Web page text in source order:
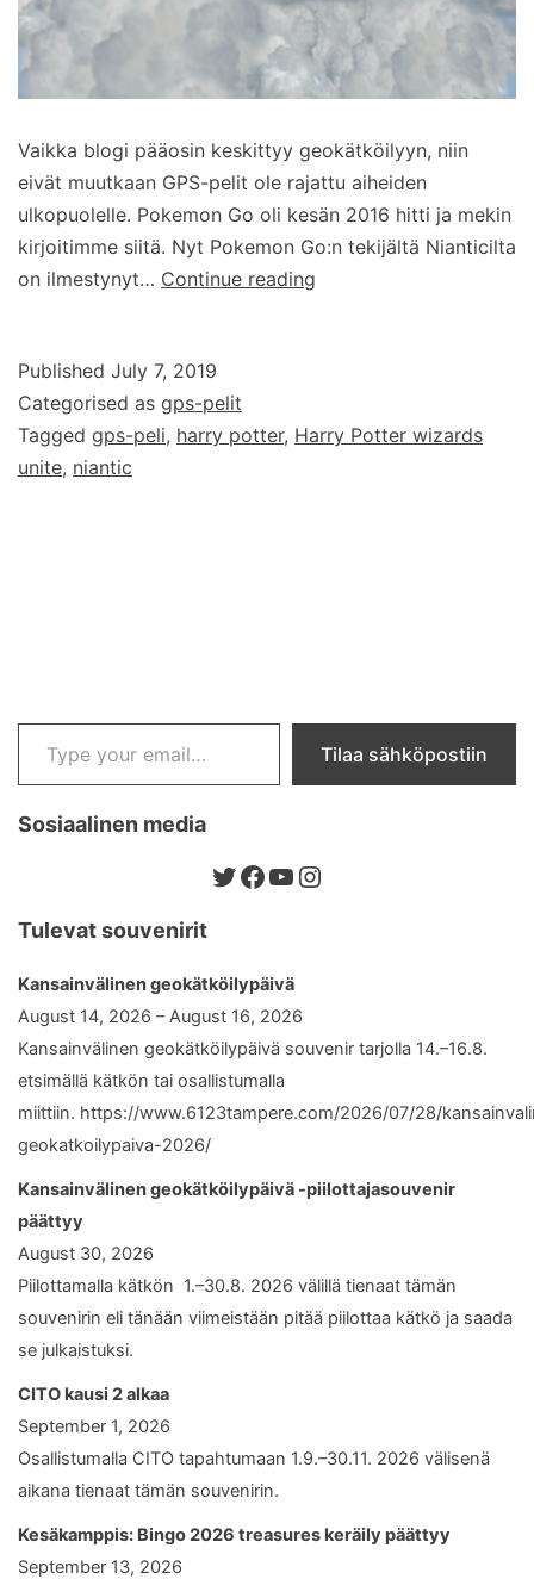
Vaikka blogi pääosin keskittyy geokätköilyyn, niin
eivät muutkaan GPS-pelit ole rajattu aiheiden
ulkopuolelle. Pokemon Go oli kesän 2016 hitti ja mekin
kirjoitimme siitä. Nyt Pokemon Go:n tekijältä Nianticilta
on ilmestynyt… Continue reading
perustuva
Published July 7, 2019
Categorised as gps-pelit
Tagged gps-peli, harry potter, Harry Potter wizards
unite, niantic
Type your email…
Tilaa sähköpostiin
Sosiaalinen media
Twitter
Facebook
YouTube
Instagram
Tulevat souvenirit
Kansainvälinen geokätköilypäivä
August 14, 2026 – August 16, 2026
Kansainvälinen geokätköilypäivä souvenir tarjolla 14.–16.8.
etsimällä kätkön tai osallistumalla
miittiin. https://www.6123tampere.com/2026/07/28/
geokatkoilypaiva-2026/
Kansainvälinen geokätköilypäivä -piilottajasouvenir
päättyy
August 30, 2026
Piilottamalla kätkön 1.–30.8. 2026 välillä tienaat tämän
souvenirin eli tänään viimeistään pitää piilottaa kätkö ja saada
se julkaistuksi.
CITO kausi 2 alkaa
September 1, 2026
Osallistumalla CITO tapahtumaan 1.9.–30.11. 2026 välisenä
aikana tienaat tämän souvenirin.
Kesäkamppis: Bingo 2026 treasures keräily päättyy
September 13, 2026